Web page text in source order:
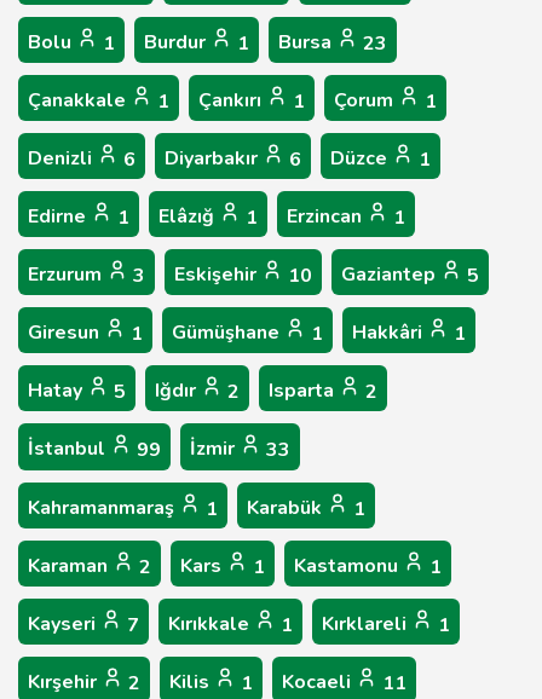
Bolu 1 Burdur 1 Bursa 23
Çanakkale 1 Çankırı 1 Çorum 1
Denizli 6 Diyarbakır 6 Düzce 1
Edirne 1 Elâzığ 1 Erzincan 1
Erzurum 3 Eskişehir 10 Gaziantep 5
Giresun 1 Gümüşhane 1 Hakkâri 1
Hatay 5 Iğdır 2 Isparta 2
İstanbul 99 İzmir 33
Kahramanmaraş 1 Karabük 1
Karaman 2 Kars 1 Kastamonu 1
Kayseri 7 Kırıkkale 1 Kırklareli 1
Kırşehir 2 Kilis 1 Kocaeli 11